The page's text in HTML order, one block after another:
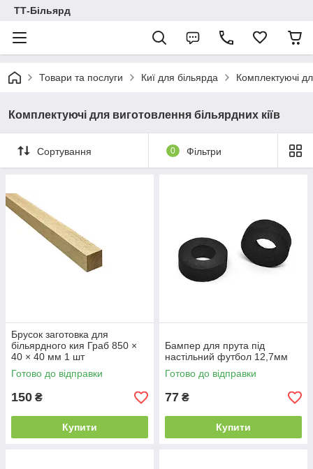
ТТ-Більярд
Товари та послуги Киї для більярда Комплектуючі
Комплектуючі для виготовлення більярдних кіїв
Сортування 0 Фільтри
Брусок заготовка для
більярдного кия Граб 850 ×
40 × 40 мм 1 шт
Готово до відправки
150 ₴
Купити
Бампер для прута під
настільний футбол 12,7мм
Готово до відправки
77 ₴
Купити